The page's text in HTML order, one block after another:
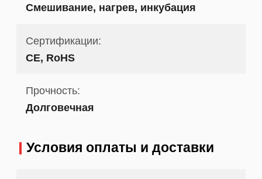
Смешивание, нагрев, инкубация
Сертификации:
CE, RoHS
Прочность:
Долговечная
Условия оплаты и доставки